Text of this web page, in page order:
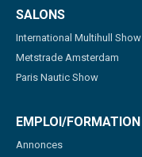
SALONS
International Multihull Show
Metstrade Amsterdam
Paris Nautic Show
EMPLOI/FORMATION
Annonces